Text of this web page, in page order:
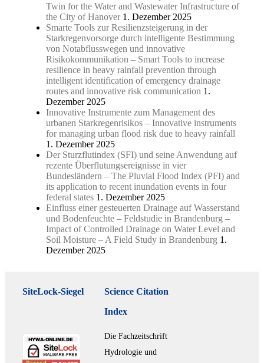
Twin for the Water and Wastewater Infrastructure of
the City of Hanover1. Dezember 2025
Smarte Tools zur Resilienzsteigerung in der
Starkregenvorsorge durch intelligente Bestimmung
von Notabflusswegen und innovative
Risikokommunikation – Smart Tools to increase
resilience in heavy rainfall prevention through
intelligent identification of emergency drainage
routes and innovative risk communication 1.
Dezember 2025
Innovative Instrumente zum Management des
urbanen Starkregenrisikos – Innovative instruments
for managing urban flood risk due to heavy rainfall
1. Dezember 2025
Der Sturzflutindex (SFI) und seine Anwendung auf
rezente Überflutungsereignisse in vier
Bundesländern – The Pluvial Flood Index (PFI) and
its application to recent inundation events in four
federal states 1. Dezember 2025
Einfluss einer gesteuerten Drainage auf Wasserstand
und Bodenfeuchte – Feldstudie in Brandenburg –
Impact of Controlled Drainage on Water Level and
Soil Moisture – A Field Study in Brandenburg 1.
Dezember 2025
SiteLock-Siegel
Science Citation
Index
Die Fachzeitschrift
Hydrologie und